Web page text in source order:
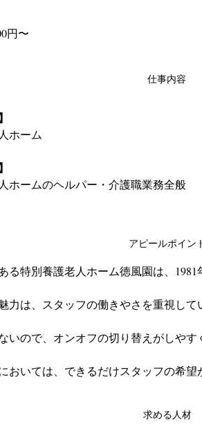
円〜
仕事内容
ホーム
ホームのヘルパー・介護職業務全般
アピールポイン
る特別養護老人ホーム徳風園は、1981
力は、スタッフの働きやさを重視して
いので、オンオフの切り替えがしやす
おいては、できるだけスタッフの希望
求める人材